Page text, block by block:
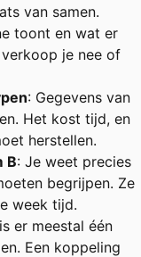
van samen.
toont en wat er
je nee of
: Gegevens van
Het kost tijd, en
herstellen.
B: Je weet precies
begrijpen. Ze
week tijd.
er meestal één
Een koppeling